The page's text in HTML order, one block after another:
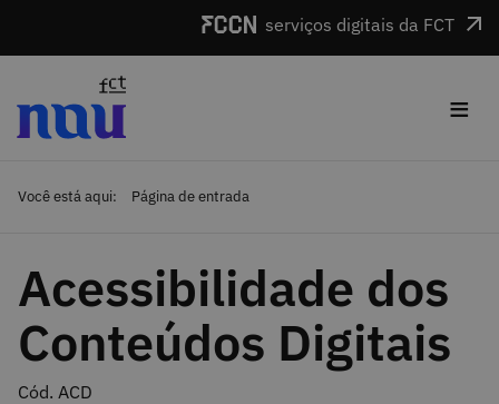
serviços digitais da FCT
≡
Você está aqui: Página de entrada
Acessibilidade dos
Conteúdos Digitais
Cód. ACD